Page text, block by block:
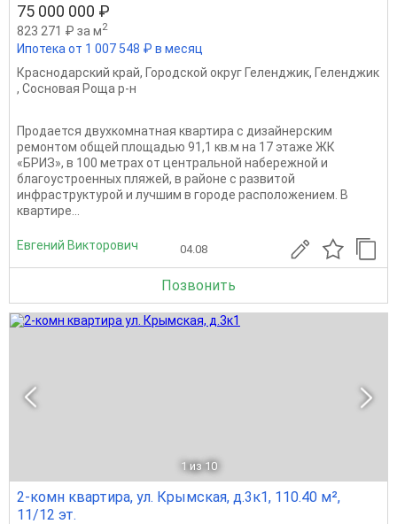
75 000 000 ₽
823 271 ₽ за м2
Ипотека от 1 007 548 ₽ в месяц
Краснодарский край, Городской округ Геленджик, Геленджик
, Сосновая Роща р-н
Продается двухкомнатная квартира с дизайнерским
ремонтом общей площадью 91,1 кв.м на 17 этаже ЖК
«БРИЗ», в 100 метрах от центральной набережной и
благоустроенных пляжей, в районе с развитой
инфраструктурой и лучшим в городе расположением. В
квартире...
Евгений Викторович 04.08
Позвонить
1 из 10
2-комн квартира, ул. Крымская, д.3к1, 110.40 м²,
11/12 эт.